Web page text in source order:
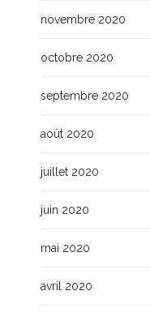
novembre 2020
octobre 2020
septembre 2020
août 2020
juillet 2020
juin 2020
mai 2020
avril 2020